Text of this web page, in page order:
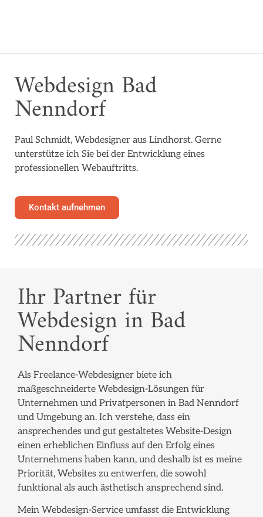
Webdesign Bad
Nenndorf
Paul Schmidt, Webdesigner aus Lindhorst. Gerne
unterstütze ich Sie bei der Entwicklung eines
professionellen Webauftritts.
Kontakt aufnehmen
Ihr Partner für
Webdesign in Bad
Nenndorf
Als Freelance-Webdesigner biete ich
maßgeschneiderte Webdesign-Lösungen für
Unternehmen und Privatpersonen in Bad Nenndorf
und Umgebung an. Ich verstehe, dass ein
ansprechendes und gut gestaltetes Website-Design
einen erheblichen Einfluss auf den Erfolg eines
Unternehmens haben kann, und deshalb ist es meine
Priorität, Websites zu entwerfen, die sowohl
funktional als auch ästhetisch ansprechend sind.
Mein Webdesign-Service umfasst die Entwicklung